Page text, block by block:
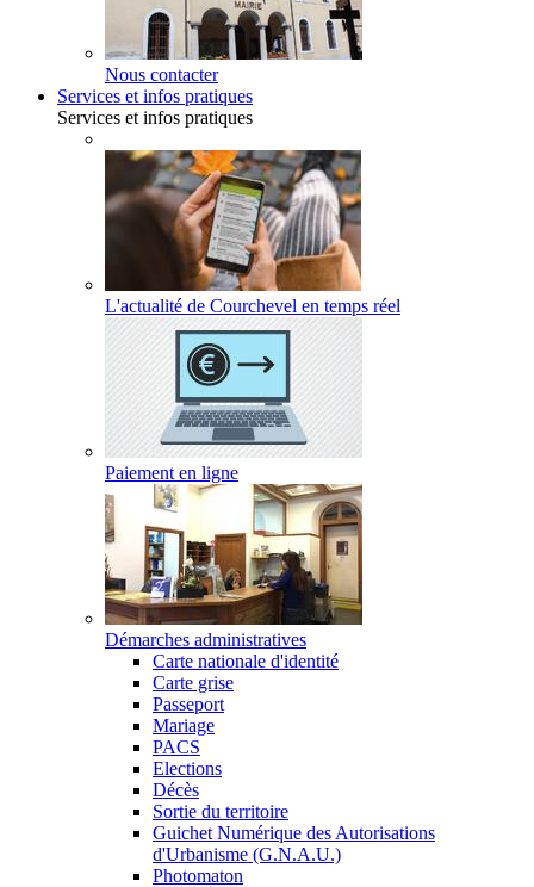
Nous contacter
Services et infos pratiques
Services et infos pratiques
L'actualité de Courchevel en temps réel
Paiement en ligne
Démarches administratives
Carte nationale d'identité
Carte grise
Passeport
Mariage
PACS
Elections
Décès
Sortie du territoire
Guichet Numérique des Autorisations
d'Urbanisme (G.N.A.U.)
Photomaton